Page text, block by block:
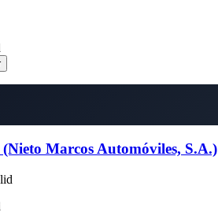
Marcos Automóviles, S.A.)